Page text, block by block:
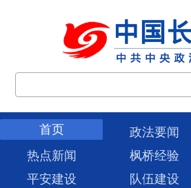
首页 政法要闻
热点新闻
枫桥经验
平安建设
队伍建设